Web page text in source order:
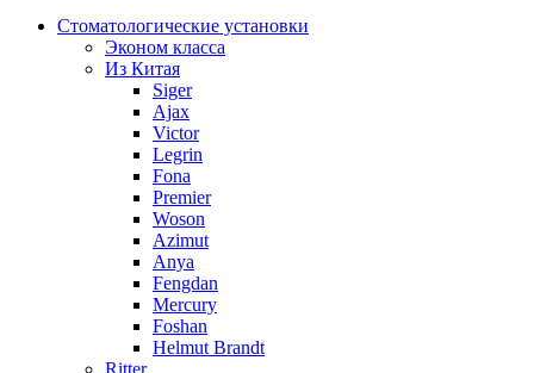
Стоматологические установки
Эконом класса
Из Китая
Siger
Ajax
Victor
Legrin
Fona
Premier
Woson
Azimut
Anya
Fengdan
Mercury
Foshan
Helmut Brandt
Ritter